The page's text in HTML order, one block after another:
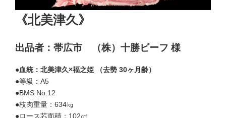
《北美津久》
出品者：帯広市 （株）十勝ビーフ 様
●血統：北美津久×福之姫 （去勢 30ヶ月齢）
●等級：A5
●BMS No.12
●枝肉重量：634㎏
●ロース芯面積：102㎠